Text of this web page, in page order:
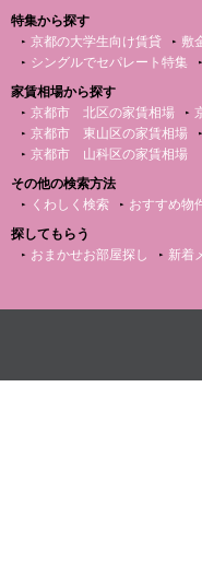
特集から探す
京都の大学生向け賃貸
敷
シングルでセパレート特集
家賃相場から探す
京都市 北区の家賃相場
京都市 東山区の家賃相場
京都市 山科区の家賃相場
その他の検索方法
くわしく検索
おすすめ物
探してもらう
おまかせお部屋探し
新着